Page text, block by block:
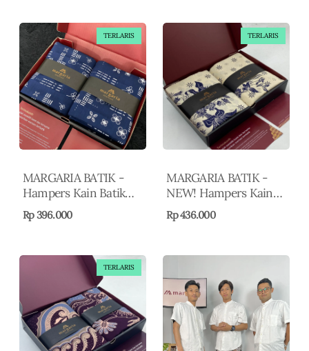
Kado Pernikahan -
Hadiah Guru -
Souvenir Pernikahan
Kado Pernikahan -
Hadiah Guru -
Souvenir Pernikahan
TERLARIS
MARGARIA BATIK -
Hampers Kain Batik
Premium Motif Elegan
- Nusantara Series 4 -
Kado Pernikahan -
Hadiah Guru -
Souvenir Pernikahan
Rp 396.000
TERLARIS
MARGARIA BATIK -
NEW! Hampers Kain
Batik Cap Premium
Motif Elegan - Reguler
- Kado Pernikahan -
Souvenir Pernikahan
Rp 436.000
TERLARIS